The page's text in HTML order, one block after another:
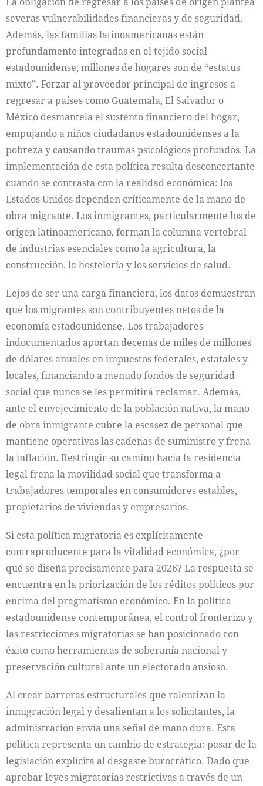
severas vulnerabilidades financieras y de seguridad.
Además, las familias latinoamericanas están
profundamente integradas en el tejido social
estadounidense; millones de hogares son de “estatus
mixto”. Forzar al proveedor principal de ingresos a
regresar a países como Guatemala, El Salvador o
México desmantela el sustento financiero del hogar,
empujando a niños ciudadanos estadounidenses a la
pobreza y causando traumas psicológicos profundos. La
implementación de esta política resulta desconcertante
cuando se contrasta con la realidad económica: los
Estados Unidos dependen críticamente de la mano de
obra migrante. Los inmigrantes, particularmente los de
origen latinoamericano, forman la columna vertebral
de industrias esenciales como la agricultura, la
construcción, la hostelería y los servicios de salud.
Lejos de ser una carga financiera, los datos demuestran
que los migrantes son contribuyentes netos de la
economía estadounidense. Los trabajadores
indocumentados aportan decenas de miles de millones
de dólares anuales en impuestos federales, estatales y
locales, financiando a menudo fondos de seguridad
social que nunca se les permitirá reclamar. Además,
ante el envejecimiento de la población nativa, la mano
de obra inmigrante cubre la escasez de personal que
mantiene operativas las cadenas de suministro y frena
la inflación. Restringir su camino hacia la residencia
legal frena la movilidad social que transforma a
trabajadores temporales en consumidores estables,
propietarios de viviendas y empresarios.
Si esta política migratoria es explícitamente
contraproducente para la vitalidad económica, ¿por
qué se diseña precisamente para 2026? La respuesta se
encuentra en la priorización de los réditos políticos por
encima del pragmatismo económico. En la política
estadounidense contemporánea, el control fronterizo y
las restricciones migratorias se han posicionado con
éxito como herramientas de soberanía nacional y
preservación cultural ante un electorado ansioso.
Al crear barreras estructurales que ralentizan la
inmigración legal y desalientan a los solicitantes, la
administración envía una señal de mano dura. Esta
política representa un cambio de estrategia: pasar de la
legislación explícita al desgaste burocrático. Dado que
aprobar leyes migratorias restrictivas a través de un